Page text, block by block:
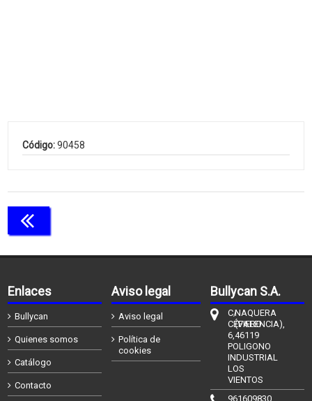
Código:90458
Enlaces
Bullycan
Quienes somos
Catálogo
Contacto
Aviso legal
Aviso legal
Política de
cookies
Bullycan S.A.
C/
CÉFIERO
6,
POLIGONO
INDUSTRIAL
LOS
VIENTOS
NAQUERA
(VALENCIA),
46119
961609830